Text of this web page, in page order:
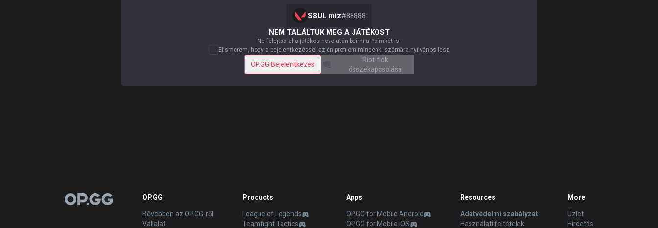
S8UL miz#88888
NEM TALÁLTUK MEG A JÁTÉKOST
Ne felejtsd el a játékos neve után beírni a #címkét is.
Elismerem, hogy a bejelentkezéssel az én profilom mindenki számára nyilvános lesz
OP.GG Bejelentkezés
Riot-fiók
összekapcsolása
OP.GG OP.GG
Bővebben az OP.GG-ről
Vállalat
Products
League of Legends
Teamfight Tactics
Apps
OP.GG for Mobile Android
OP.GG for Mobile iOS
Resources
Adatvédelmi szabályzat
Használati feltételek
More
Üzlet
Hirdetés